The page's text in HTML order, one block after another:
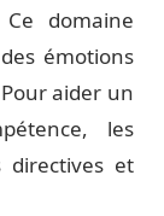
domaine
émotions
aider un
les
directives et